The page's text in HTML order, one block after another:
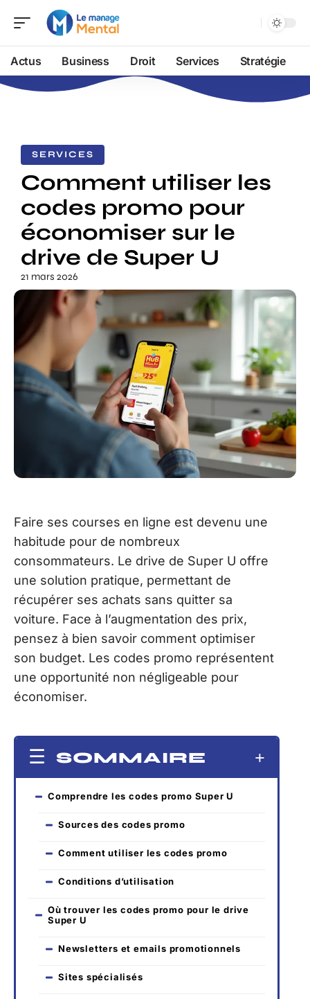
Actus Business Droit Services Stratégie
SERVICES
Comment utiliser les
codes promo pour
économiser sur le
drive de Super U
21 mars 2026
Faire ses courses en ligne est devenu une
habitude pour de nombreux
consommateurs. Le drive de Super U offre
une solution pratique, permettant de
récupérer ses achats sans quitter sa
voiture. Face à l’augmentation des prix,
pensez à bien savoir comment optimiser
son budget. Les codes promo représentent
une opportunité non négligeable pour
économiser.
SOMMAIRE
Comprendre les codes promo Super U
Sources des codes promo
Comment utiliser les codes promo
Conditions d’utilisation
Où trouver les codes promo pour le drive
Super U
Newsletters et emails promotionnels
Sites spécialisés